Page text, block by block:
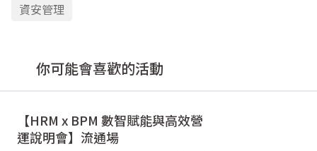
資安管理
你可能會喜歡的活動
【HRM x BPM 數智賦能與高效營
運說明會】流通場